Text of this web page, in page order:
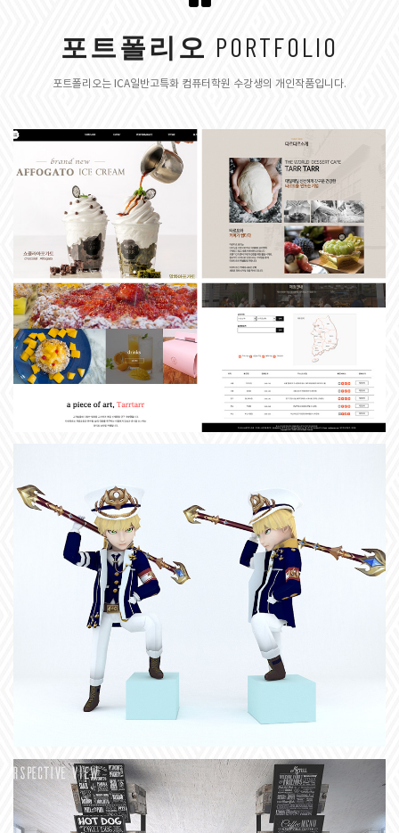
포트폴리오 PORTFOLIO
포트폴리오는 ICA일반고특화 컴퓨터학원 수강생의 개인작품입니다.
+
웹디자인 UX/UI
스마트기기 UXUI 디자인 (디지털 앱, 웹디자인)양성
게임콘텐츠제작
게임컨텐츠제작 양성과정
+